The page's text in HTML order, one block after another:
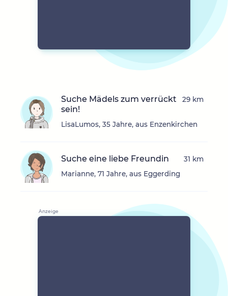
Suche Mädels zum verrückt
sein!
LisaLumos, 35 Jahre, aus Enzenkirchen
29 km
Suche eine liebe Freundin
Marianne, 71 Jahre, aus Eggerding
31 km